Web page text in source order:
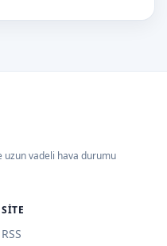
uzun vadeli hava durumu
SITE
RSS